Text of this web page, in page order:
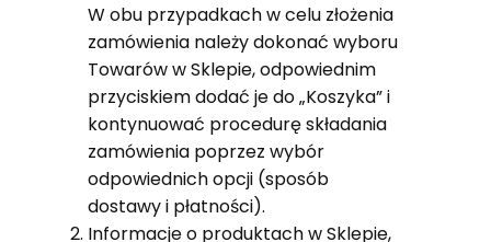
W obu przypadkach w celu złożenia
zamówienia należy dokonać wyboru
Towarów w Sklepie, odpowiednim
przyciskiem dodać je do „Koszyka” i
kontynuować procedurę składania
zamówienia poprzez wybór
odpowiednich opcji (sposób
dostawy i płatności).
Informacje o produktach w Sklepie,